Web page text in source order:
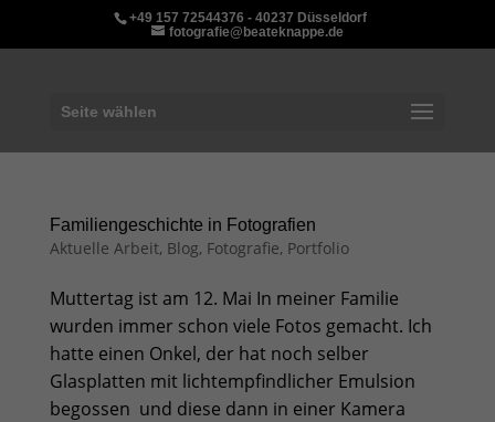
+49 157 72544376 - 40237 Düsseldorf
fotografie@beateknappe.de
Seite wählen
Familiengeschichte in Fotografien
Aktuelle Arbeit, Blog, Fotografie, Portfolio
Muttertag ist am 12. Mai In meiner Familie
wurden immer schon viele Fotos gemacht. Ich
hatte einen Onkel, der hat noch selber
Glasplatten mit lichtempfindlicher Emulsion
begossen und diese dann in einer Kamera